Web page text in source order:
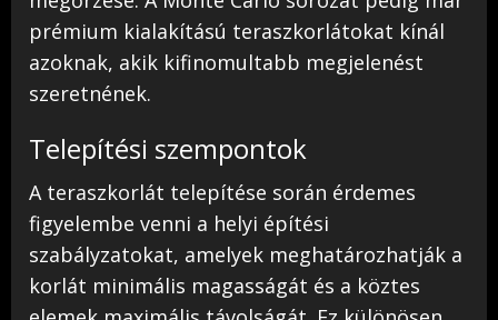
prémium kialakítású teraszkorlátokat kínál
azoknak, akik kifinomultabb megjelenést
szeretnének.
Telepítési szempontok
A teraszkorlát telepítése során érdemes
figyelembe venni a helyi építési
szabályzatokat, amelyek meghatározhatják a
korlát minimális magasságát és a köztes